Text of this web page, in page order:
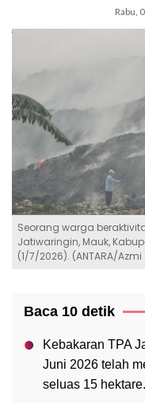
Rabu,
Seorang warga
Jatiwaringin, Mauk,
(1/7/2026). (ANTARA/
Baca 10 detik
Kebakaran TPA
Juni 2026 telah
seluas 15 hektare.